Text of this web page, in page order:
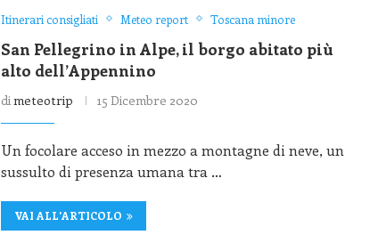
Itinerari consigliati Meteo report Toscana minore
San Pellegrino in Alpe, il borgo abitato più
alto dell’Appennino
dimeteotrip 15 Dicembre 2020
Un focolare acceso in mezzo a montagne di neve, un
sussulto di presenza umana tra …
VAI ALL'ARTICOLO